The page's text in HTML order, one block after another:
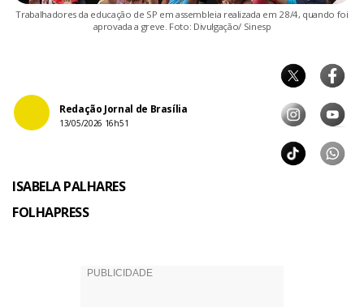
Trabalhadores da educação de SP em assembleia realizada em 28/4, quando foi
aprovada a greve. Foto: Divulgação/ Sinesp
Redação Jornal de Brasília
13/05/2026 16h51
ISABELA PALHARES
FOLHAPRESS